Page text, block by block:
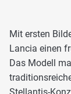
Mit ersten
Lancia einen
Das Modell